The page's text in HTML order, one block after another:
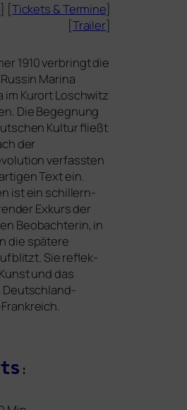
] [Tickets &Termine]
[Trailer]
1910 ver­bringt die
Marina
im Kurort Loschwitz
Die Begegnung
Kultur fließt
der
ver­fass­ten
Text ein.
ist ein schil­lern­
Exkurs der
Beobachterin, in
die spä­te­re
Sie reflek­
und das
Deutschland-
: